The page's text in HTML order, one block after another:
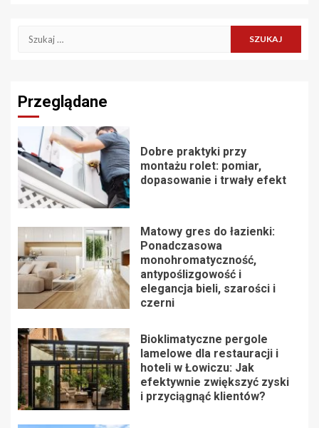
Szukaj:
Przeglądane
Dobre praktyki przy
montażu rolet: pomiar,
dopasowanie i trwały efekt
Matowy gres do łazienki:
Ponadczasowa
monohromatyczność,
antypoślizgowość i
elegancja bieli, szarości i
czerni
Bioklimatyczne pergole
lamelowe dla restauracji i
hoteli w Łowiczu: Jak
efektywnie zwiększyć zyski
i przyciągnąć klientów?